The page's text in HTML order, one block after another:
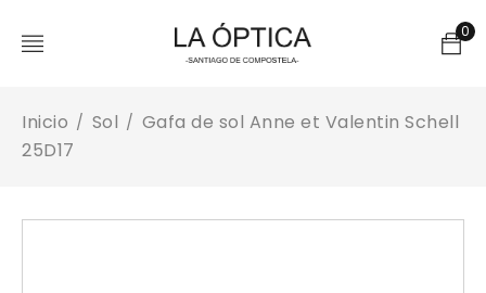
0
Inicio / Sol / Gafa de sol Anne et Valentin Schell
25D17